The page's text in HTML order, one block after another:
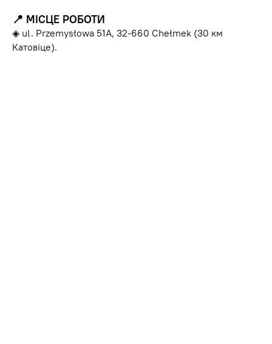
📍 МІСЦЕ РОБОТИ
◈ ul. Przemysłowa 51A, 32-660 Chełmek (30 км
Катовіце).